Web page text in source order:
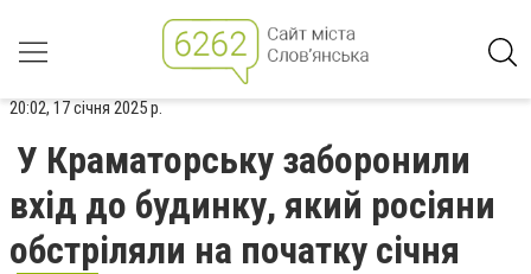
20:02, 17 січня 2025 р.
У Краматорську заборонили
вхід до будинку, який росіяни
обстріляли на початку січня